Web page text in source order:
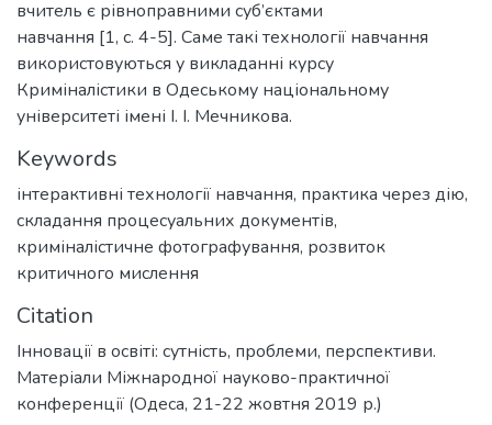
вчитель є рівноправними суб’єктами
навчання [1, с. 4-5]. Саме такі технології навчання
використовуються у викладанні курсу
Криміналістики в Одеському національному
університеті імені І. І. Мечникова.
Keywords
інтерактивні технології навчання, практика через дію,
складання процесуальних документів,
криміналістичне фотографування, розвиток
критичного мислення
Citation
Інновації в освіті: сутність, проблеми, перспективи.
Матеріали Міжнародної науково-практичної
конференції (Одеса, 21-22 жовтня 2019 р.)